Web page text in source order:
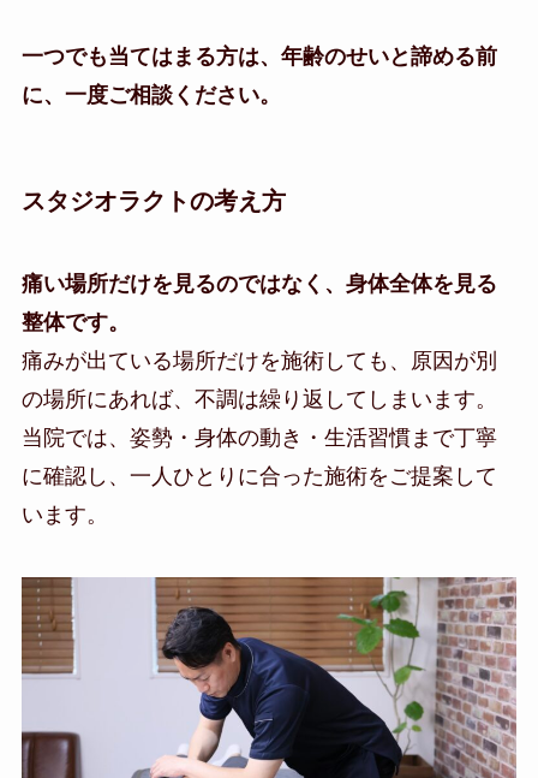
一つでも当てはまる方は、年齢のせいと諦める前
に、一度ご相談ください。
スタジオラクトの考え方
痛い場所だけを見るのではなく、身体全体を見る
整体です。
痛みが出ている場所だけを施術しても、原因が別
の場所にあれば、不調は繰り返してしまいます。
当院では、姿勢・身体の動き・生活習慣まで丁寧
に確認し、一人ひとりに合った施術をご提案して
います。